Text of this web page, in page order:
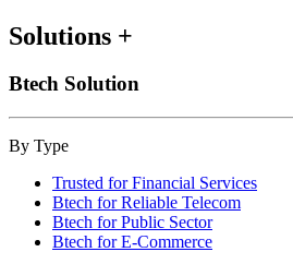
Solutions +
Btech Solution
By Type
Trusted for Financial Services
Btech for Reliable Telecom
Btech for Public Sector
Btech for E-Commerce